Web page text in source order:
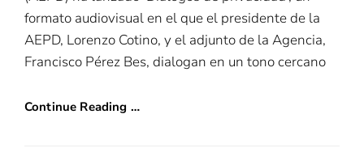
formato audiovisual en el que el presidente de la
AEPD, Lorenzo Cotino, y el adjunto de la Agencia,
Francisco Pérez Bes, dialogan en un tono cercano
Continue Reading …